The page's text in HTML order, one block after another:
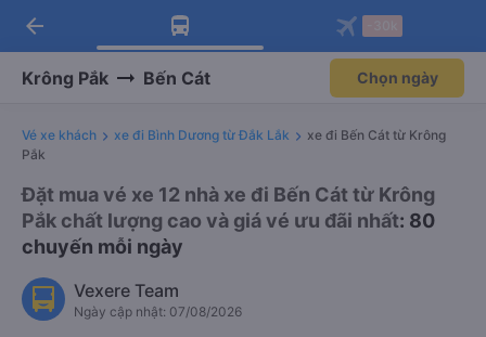
Tải app Vexere ngay!
Nhận ưu đãi thành viên độc
Mở app
Tải app Vexere
-30k/ghế khi đặt vé máy bay qua
Mở app
arrow_back
Krông Pắk Bến Cát Chọn ngày
Vé xe khách xe đi Bình Dương từ Đắk Lắk
xe đi Bến Cát từ Krông
Pắk
Đặt mua vé xe 12 nhà xe đi Bến Cát từ Krông
Pắk chất lượng cao và giá vé ưu đãi nhất: 80
chuyến mỗi ngày
Vexere Team
Ngày cập nhật: 07/08/2026